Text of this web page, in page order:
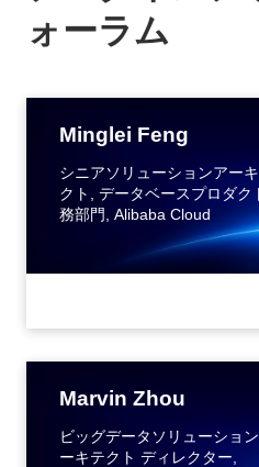
ォーラム
Minglei Feng
シニアソリューションアー
クト, データベースプロダク
務部門, Alibaba Cloud
Marvin Zhou
ビッグデータソリューショ
ーキテクト ディレクター,